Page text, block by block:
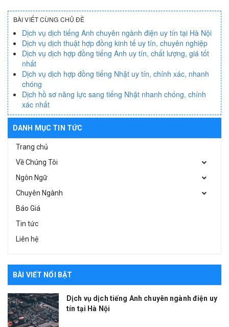
BÀI VIẾT CÙNG CHỦ ĐỀ
Dịch vụ dịch tiếng Anh chuyên ngành điện uy tín tại Hà Nội
Dịch vụ dịch thuật hợp đồng kinh tế uy tín, chuyên nghiệp
Dịch vụ dịch hợp đồng tiếng Anh uy tín, chất lượng, giá tốt
nhất
Dịch vụ dịch hợp đồng tiếng Nhật uy tín, chính xác, nhanh
chóng
Dịch hồ sơ năng lực sang tiếng Nhật nhanh chóng, chính
xác nhất
DANH MỤC TIN TỨC
Trang chủ
Về Chúng Tôi
Ngôn Ngữ
Chuyên Ngành
Báo Giá
Tin tức
Liên hệ
BÀI VIẾT NỔI BẬT
Dịch vụ dịch tiếng Anh chuyên ngành điện uy
tín tại Hà Nội